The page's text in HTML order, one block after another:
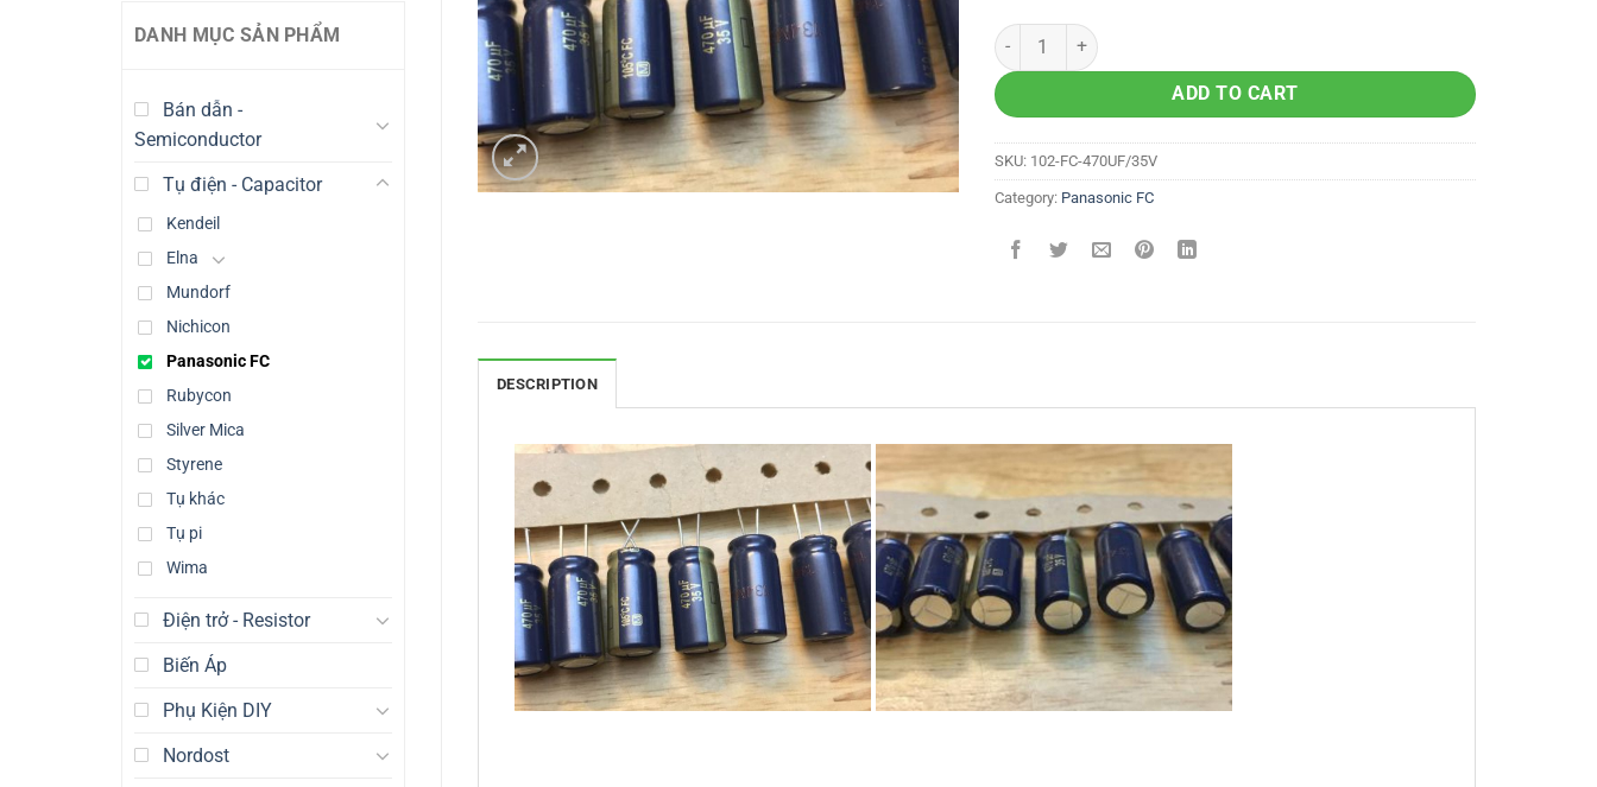
ADD TO CART
SKU: 102-FC-470UF/35V
Category: Panasonic FC
DESCRIPTION
DANH MỤC SẢN PHẨM
Bán dẫn -
Semiconductor
Tụ điện - Capacitor
Kendeil
Elna
Mundorf
Nichicon
Panasonic FC
Rubycon
Silver Mica
Styrene
Tụ khác
Tụ pi
Wima
Điện trở - Resistor
Biến Áp
Phụ Kiện DIY
Nordost